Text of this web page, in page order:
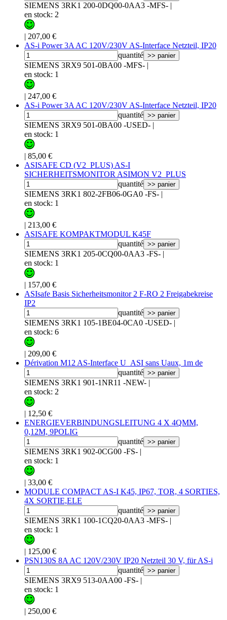
SIEMENS 3RK1 200-0DQ00-0AA3 -MFS- |
en stock: 2
| 207,00 €
AS-i Power 3A AC 120V/230V AS-Interface Netzteil, IP20
quantité >> panier
SIEMENS 3RX9 501-0BA00 -MFS- |
en stock: 1
| 247,00 €
AS-i Power 3A AC 120V/230V AS-Interface Netzteil, IP20
quantité >> panier
SIEMENS 3RX9 501-0BA00 -USED- |
en stock: 1
| 85,00 €
ASISAFE CD (V2_PLUS) AS-I
SICHERHEITSMONITOR ASIMON V2_PLUS
quantité >> panier
SIEMENS 3RK1 802-2FB06-0GA0 -FS- |
en stock: 1
| 213,00 €
ASISAFE KOMPAKTMODUL K45F
quantité >> panier
SIEMENS 3RK1 205-0CQ00-0AA3 -FS- |
en stock: 1
| 157,00 €
ASIsafe Basis Sicherheitsmonitor 2 F-RO 2 Freigabekreise
IP2
quantité >> panier
SIEMENS 3RK1 105-1BE04-0CA0 -USED- |
en stock: 6
| 209,00 €
Dérivation M12 AS-Interface U_ASI sans Uaux, 1m de
quantité >> panier
SIEMENS 3RK1 901-1NR11 -NEW- |
en stock: 2
| 12,50 €
ENERGIEVERBINDUNGSLEITUNG 4 X 4QMM,
0,12M, 9POLIG
quantité >> panier
SIEMENS 3RK1 902-0CG00 -FS- |
en stock: 1
| 33,00 €
MODULE COMPACT AS-I K45, IP67, TOR, 4 SORTIES,
4X SORTIE,ELE
quantité >> panier
SIEMENS 3RK1 100-1CQ20-0AA3 -MFS- |
en stock: 1
| 125,00 €
PSN130S 8A AC 120V/230V IP20 Netzteil 30 V, für AS-i
quantité >> panier
SIEMENS 3RX9 513-0AA00 -FS- |
en stock: 1
| 250,00 €